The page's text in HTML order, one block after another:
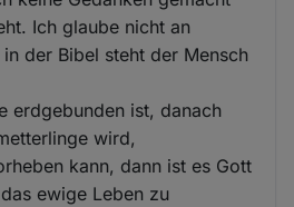
Ich glaube nicht an
der Bibel steht der Mensch
erdgebunden ist, danach
wird,
kann, dann ist es Gott
ewige Leben zu